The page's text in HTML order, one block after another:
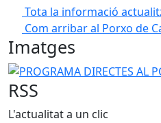
Tota la informació
Com arribar al Porxo de
Imatges
PROGRAMA DIRECTES AL
RSS
L'actualitat a un clic